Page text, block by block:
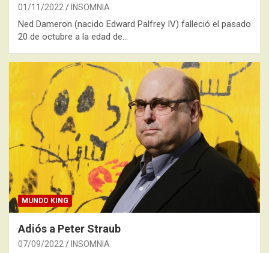
01/11/2022 INSOMNIA
Ned Dameron (nacido Edward Palfrey IV) falleció el pasado
20 de octubre a la edad de…
MUNDO KING
Adiós a Peter Straub
07/09/2022 INSOMNIA